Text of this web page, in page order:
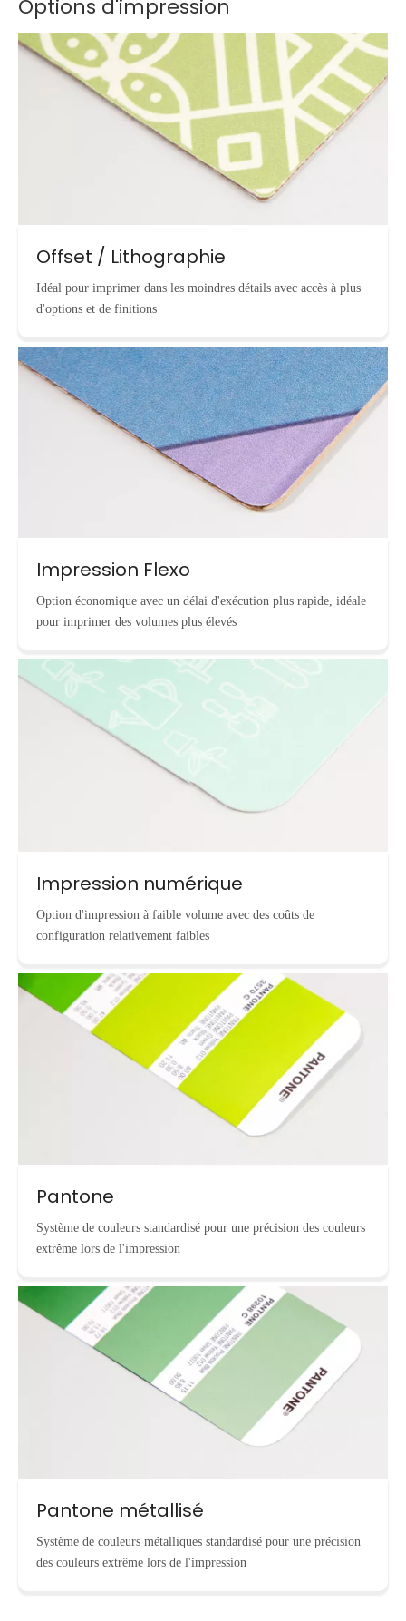
Options d'impression
Offset / Lithographie
Idéal pour imprimer dans les moindres détails avec accès à plus
d'options et de finitions
Impression Flexo
Option économique avec un délai d'exécution plus rapide, idéale
pour imprimer des volumes plus élevés
Impression numérique
Option d'impression à faible volume avec des coûts de
configuration relativement faibles
Pantone
Système de couleurs standardisé pour une précision des couleurs
extrême lors de l'impression
Pantone métallisé
Système de couleurs métalliques standardisé pour une précision
des couleurs extrême lors de l'impression